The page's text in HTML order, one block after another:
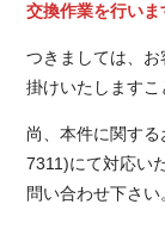
交換作業を行いま
つきましては、
掛けいたしますこ
尚、本件に関す
7311)にて対応い
問い合わせ下さい